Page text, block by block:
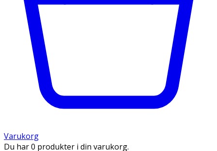
Varukorg
Du har 0 produkter i din varukorg.